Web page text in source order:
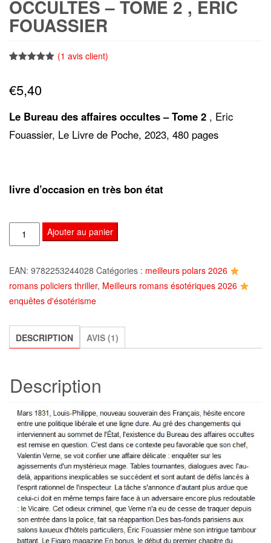
OCCULTES – TOME 2 , ERIC
FOUASSIER
basé sur
notation
(1 avis client)
€5,40
Le Bureau des affaires occultes – Tome 2 , Eric
Fouassier, Le Livre de Poche, 2023, 480 pages
livre d’occasion en très bon état
quantité
de
Bureau
des
affaires
Tome
Eric
Fouassier
Ajouter au panier
EAN: 9782253244028 Catégories : meilleurs polars 2026
romans policiers thriller, Meilleurs romans ésotériques 2026
enquêtes d'ésotérisme
DESCRIPTION AVIS (1)
Description